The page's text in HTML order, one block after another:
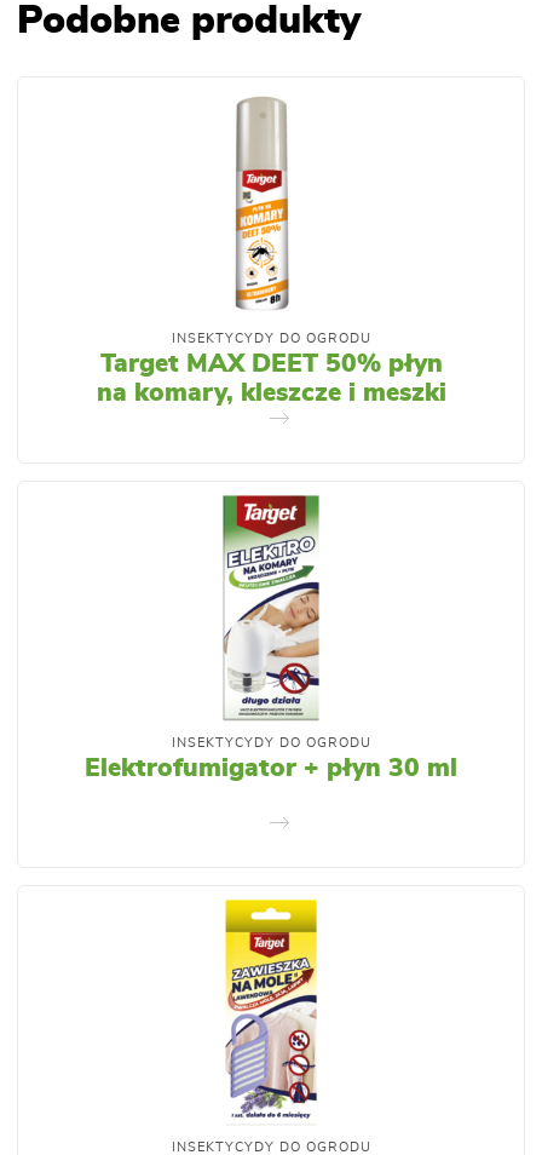
Podobne produkty
INSEKTYCYDY DO OGRODU
Target MAX DEET 50% płyn
na komary, kleszcze i meszki
INSEKTYCYDY DO OGRODU
Elektrofumigator + płyn 30 ml
INSEKTYCYDY DO OGRODU